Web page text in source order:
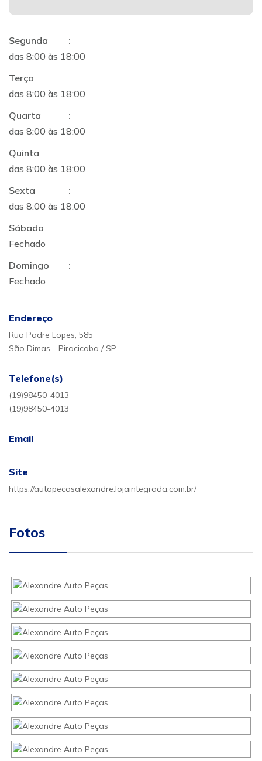
Segunda
:
das 8:00 às 18:00
Terça
:
das 8:00 às 18:00
Quarta
:
das 8:00 às 18:00
Quinta
:
das 8:00 às 18:00
Sexta
:
das 8:00 às 18:00
Sábado
:
Fechado
Domingo
:
Fechado
Endereço
Rua Padre Lopes, 585
São Dimas - Piracicaba / SP
Telefone(s)
(19)98450-4013
(19)98450-4013
Email
Site
https://autopecasalexandre.lojaintegrada.com.br/
Fotos